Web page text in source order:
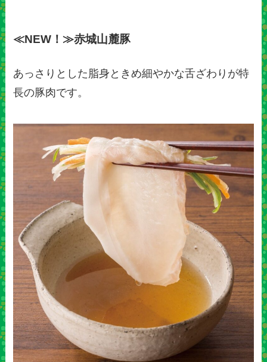
≪NEW！≫赤城山麓豚
あっさりとした脂身ときめ細やかな舌ざわりが特
長の豚肉です。